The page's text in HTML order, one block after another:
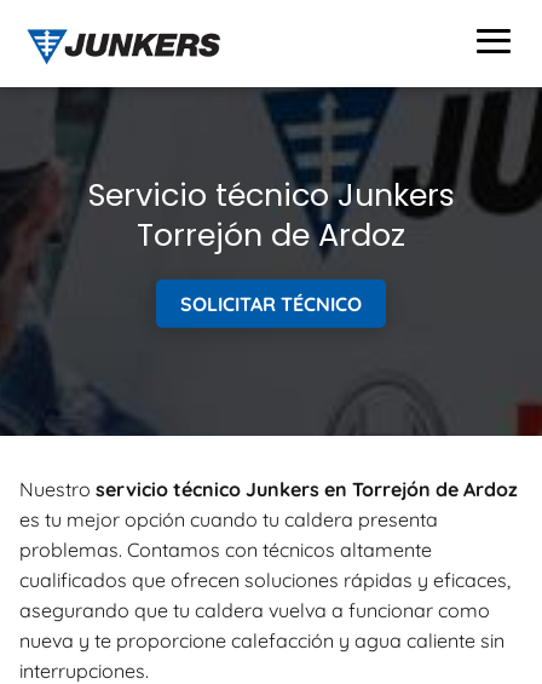
Servicio técnico Junkers
Torrejón de Ardoz
SOLICITAR TÉCNICO
Nuestro servicio técnico Junkers en Torrejón de Ardoz
es tu mejor opción cuando tu caldera presenta
problemas. Contamos con técnicos altamente
cualificados que ofrecen soluciones rápidas y eficaces,
asegurando que tu caldera vuelva a funcionar como
nueva y te proporcione calefacción y agua caliente sin
interrupciones.